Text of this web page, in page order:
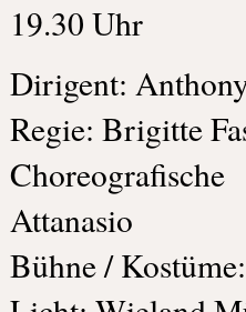
19.30 Uhr
Dirigent:
Regie: Brigitte
Attanasio
Bühne /